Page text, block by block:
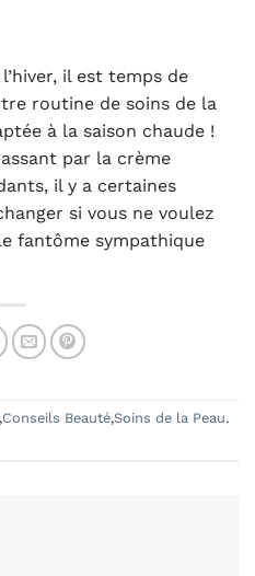
il est temps de
routine de soins de la
à la saison chaude !
par la crème
il y a certaines
si vous ne voulez
fantôme sympathique
,Conseils Beauté,Soins de la Peau.